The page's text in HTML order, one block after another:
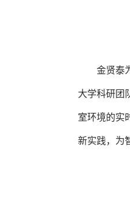
金贤泰
大学科研团
室环境的实
新实践，为